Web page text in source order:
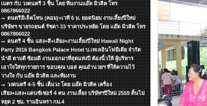
เมตร กับ วงดนตรี 3 ชิ้น โดย ทีมงานแอ๊ด มิวสิค โทร
0867866022
ดนตรีอีเล็คโทน (คอม)+เวที 6 ม. ยอดนิยม งานเลี้ยงปีใหม่
บริษัทฯ ขายรถยนต์ รัชดา 33 ราคาประหยัด โดย แอ๊ด มิวสิค โทร
0867866022
ดนตรี 4 ชิ้น แสง+สี+เสียง+งานเลี้ยงปีใหม่ Hawali Night
Party 2016 Bangkok Palace Hotel บ.เทเลอินโฟมีเดีย จำกัด
นำดี ตามดี ซ้อมดี งานออกมาที่สุดแห่งปี ต้องนิ้วให้ ผู้บริหาร
เอาใจใส่ทุกรายการ ขอบคุณ บอส คุณอำนวยฯ ที่ให้ความไว้
วางใจ กับ แอ๊ด มิวสิค และทีมงาน
วงดนตรี 4-5 ชิ้น เต็มวง โดย แอ๊ด มิวสิค เครื่อง
เสียง+แสง+แดนซ์เซอร์ 4 คน งานเลี้ยง บริษัทฯปีใหม่ 2559 ดิ้นไม่
หยุด 2 ชม. รามอินทรา กม.4